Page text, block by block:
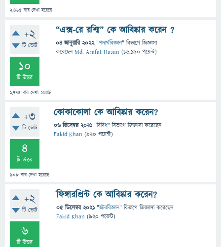
2,465 বার দেখা হয়েছে
+2
টি ভোট
10
টি উত্তর
1,775 বার দেখা হয়েছে
“এক্স-রে রশ্মি” কে আবিষ্কার করেন ?
04 জানুয়ারি 2022 "পদার্থবিজ্ঞান" বিভাগে জিজ্ঞাসা
করেছেনMd. Arafat Hasan (16,190 পয়েন্ট)
+3
টি ভোট
4
টি উত্তর
908 বার দেখা হয়েছে
কোকাকোলা কে আবিষ্কার করেন?
06 ডিসেম্বর 2021 "বিবিধ" বিভাগে জিজ্ঞাসাকরেছেন
Fakid Khan (920 পয়েন্ট)
+2
টি ভোট
6
টি উত্তর
ফিঙ্গারপ্রিন্ট কে আবিষ্কার করেন?
05 ডিসেম্বর 2021 "জীববিজ্ঞান" বিভাগে জিজ্ঞাসাকরেছেন
Fakid Khan (920 পয়েন্ট)